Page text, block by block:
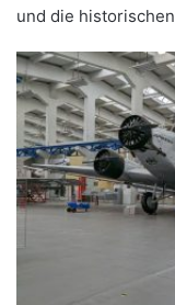
und die